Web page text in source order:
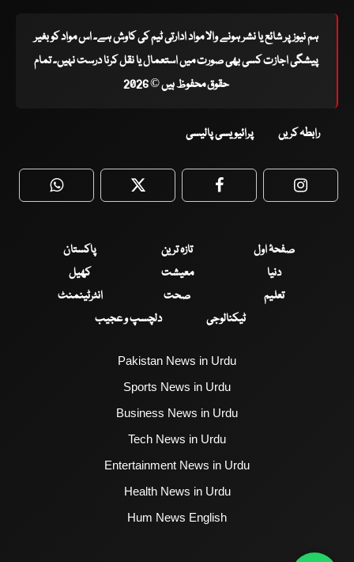
ہم نیوز پر شائع یا نشر ہونے والا مواد ادارتی ٹیم کی کاوش ہے۔ اس مواد کو بغیر
پیشگی اجازت کسی بھی صورت میں استعمال یا نقل کرنا درست نہیں۔ تمام
حقوق محفوظ ہیں © 2026
رابطہ کریں پرائیویسی پالیسی
WhatsApp Twitter Facebook
صفحۂ اول تازہ ترین
پاکستان
دنیا
معیشت
کھیل
تعلیم
صحت
انٹرٹینمنٹ
ٹیکنالوجی
دلچسپ و عجیب
Pakistan News in Urdu
Sports News in Urdu
Business News in Urdu
Tech News in Urdu
Entertainment News in Urdu
Health News in Urdu
Hum News English